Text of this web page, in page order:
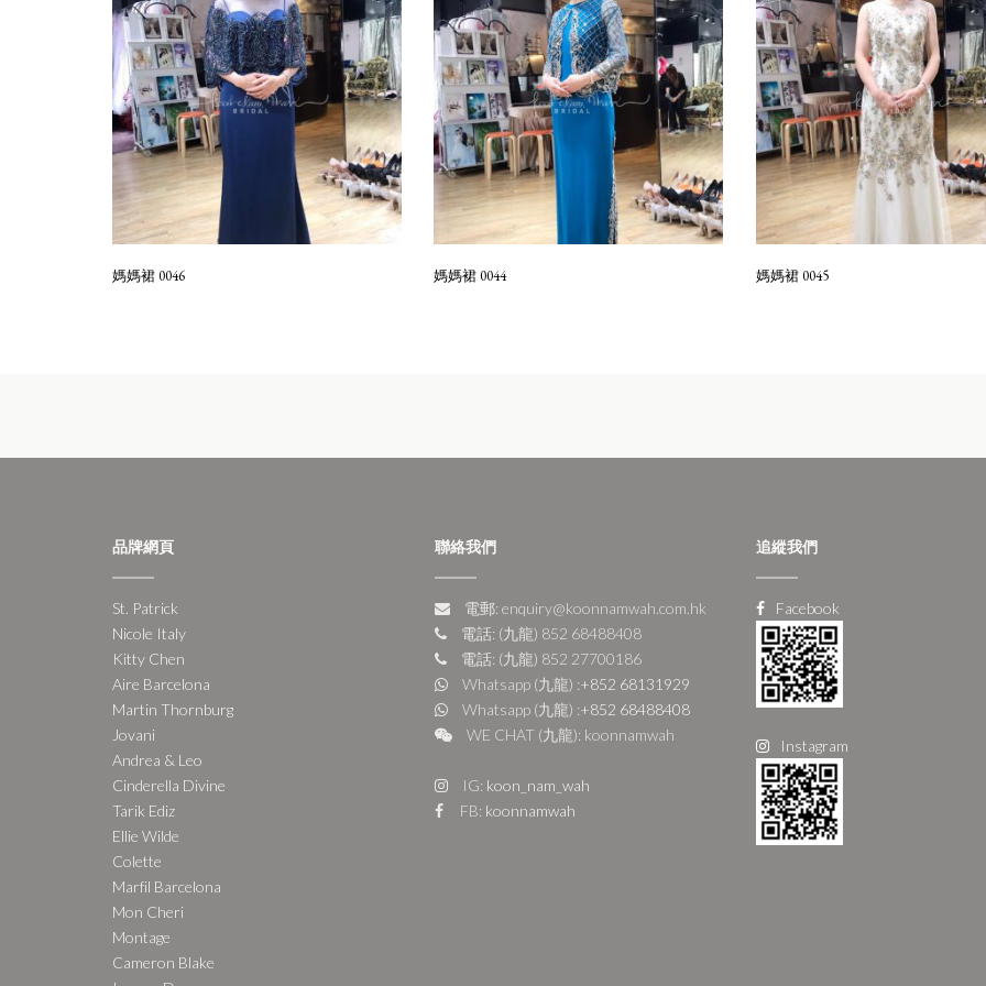
媽媽裙 0046 媽媽裙 0044 媽媽裙 0045
品牌網頁
St. Patrick
Nicole Italy
Kitty Chen
Aire Barcelona
Martin Thornburg
Jovani
Andrea & Leo
Cinderella Divine
Tarik Ediz
Ellie Wilde
Colette
Marfil Barcelona
Mon Cheri
Montage
Cameron Blake
聯絡我們
電郵: enquiry@koonnamwah.com.hk
電話: (九龍) 852 68488408
電話: (九龍) 852 27700186
Whatsapp (九龍) :+852 68131929
Whatsapp (九龍) :+852 68488408
WE CHAT (九龍): koonnamwah
IG: koon_nam_wah
FB: koonnamwah
追縱我們
Facebook
Instagram